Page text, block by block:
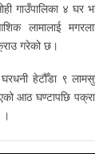
गाउँपालिका ४ घर
लामालाई
गरेको छ।
हेटौँडा ९
आठ घण्टापछि
।